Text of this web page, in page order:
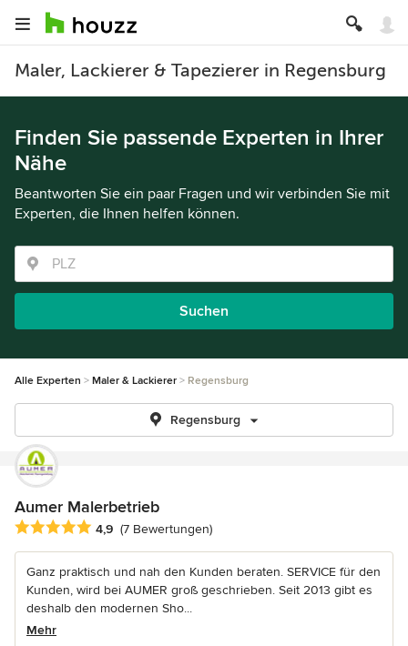
Maler, Lackierer & Tapezierer in Regensburg
Finden Sie passende Experten in Ihrer
Nähe
Beantworten Sie ein paar Fragen und wir verbinden Sie mit
Experten, die Ihnen helfen können.
Suchen
Alle Experten Maler & Lackierer Regensburg
Regensburg
Aumer Malerbetrieb
Durchschnittliche Bewertung: 4.9 von 5 Sternen
4,9 (7 Bewertungen)
Ganz praktisch und nah den Kunden beraten. SERVICE für den
Kunden, wird bei AUMER groß geschrieben. Seit 2013 gibt es
deshalb den modernen Sho...
Mehr